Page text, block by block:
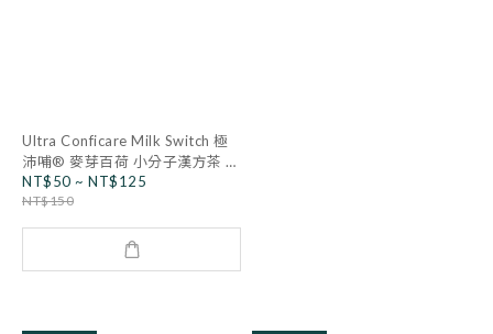
Ultra Conficare Milk Switch 極
沛哺® 麥芽百荷 小分子漢方茶 炒
麥芽×百里香×薄荷×茉莉
NT$50 ~ NT$125
NT$150